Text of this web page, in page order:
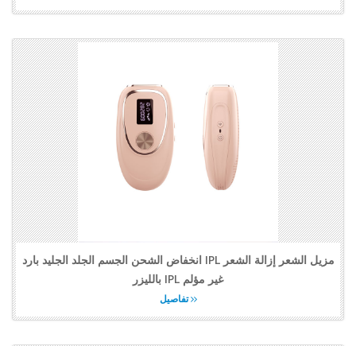
انخفاض الشحن الجسم الجلد الجليد بارد IPL مزيل الشعر إزالة الشعر
بالليزر IPL غير مؤلم
تفاصيل